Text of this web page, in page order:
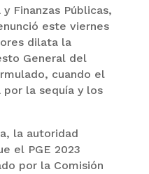
Finanzas Públicas,
este viernes
dilata la
General del
cuando el
la sequía y los
la autoridad
el PGE 2023
por la Comisión